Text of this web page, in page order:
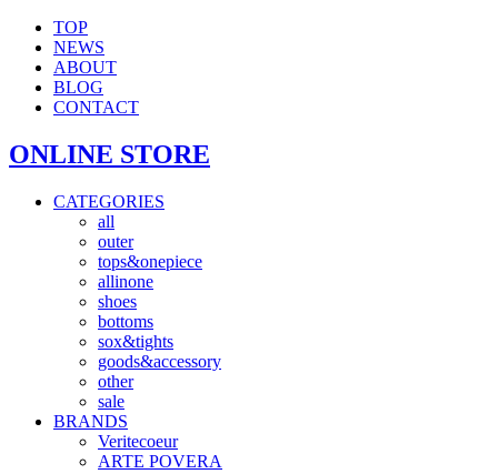
TOP
NEWS
ABOUT
BLOG
CONTACT
ONLINE STORE
CATEGORIES
all
outer
tops&onepiece
allinone
shoes
bottoms
sox&tights
goods&accessory
other
sale
BRANDS
Veritecoeur
ARTE POVERA